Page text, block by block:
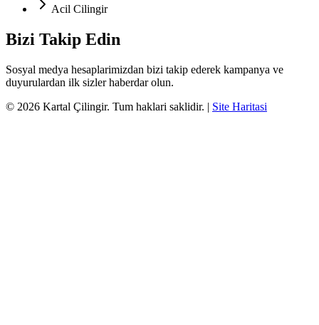
Acil Cilingir
Bizi Takip Edin
Sosyal medya hesaplarimizdan bizi takip ederek kampanya ve
duyurulardan ilk sizler haberdar olun.
© 2026 Kartal Çilingir. Tum haklari saklidir. | Site Haritasi